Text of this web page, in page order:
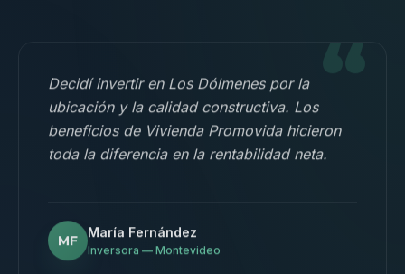
“
Decidí invertir en Los Dólmenes por la
ubicación y la calidad constructiva. Los
beneficios de Vivienda Promovida hicieron
toda la diferencia en la rentabilidad neta.
MF
María Fernández
Inversora — Montevideo